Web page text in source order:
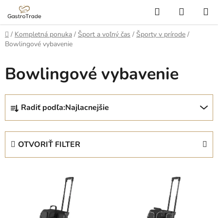
Prejsť
obsah
Hľadať
KOŠÍK
Domov
/ Kompletná ponuka / Šport a voľný čas / Športy v prírode /
Bowlingové vybavenie
Bowlingové vybavenie
R
d
Radiť podľa:Najlacnejšie
OTVORIŤ FILTER